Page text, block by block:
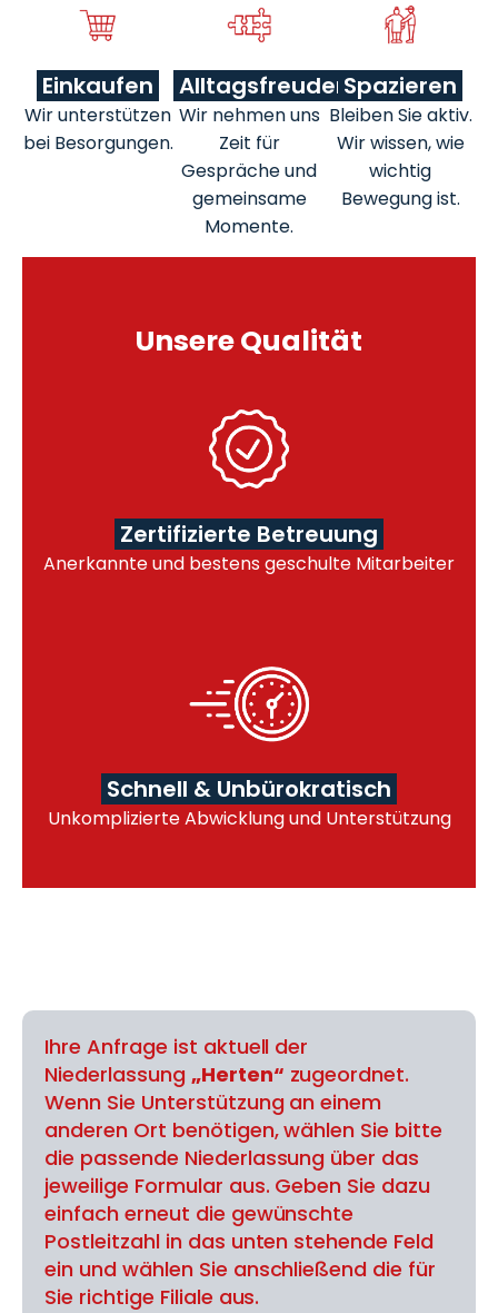
Einkaufen
Wir unterstützen
bei Besorgungen.
Alltagsfreuden
Wir nehmen uns
Zeit für
Gespräche und
gemeinsame
Momente.
Spazieren
Bleiben Sie aktiv.
Wir wissen, wie
wichtig
Bewegung ist.
Unsere Qualität
Zertifizierte Betreuung
Anerkannte und bestens geschulte Mitarbeiter
Schnell & Unbürokratisch
Unkomplizierte Abwicklung und Unterstützung
Ihre Anfrage ist aktuell der
Niederlassung „Herten“ zugeordnet.
Wenn Sie Unterstützung an einem
anderen Ort benötigen, wählen Sie bitte
die passende Niederlassung über das
jeweilige Formular aus. Geben Sie dazu
einfach erneut die gewünschte
Postleitzahl in das unten stehende Feld
ein und wählen Sie anschließend die für
Sie richtige Filiale aus.